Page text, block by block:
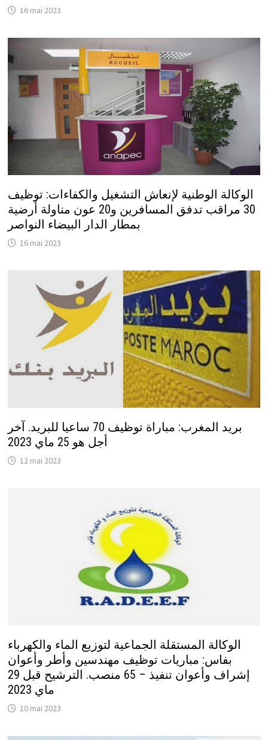
16 mai 2023
الوكالة الوطنية لإنعاش التشغيل والكفاءات: توظيف
30 مراقب تدفق المسافرين و20 عون مناولة أرضية
بمطار الدار البيضاء النواصر
16 mai 2023
بريد المغرب: مباراة توظيف 70 ساعيا للبريد. آخر
أجل هو 25 ماي 2023
12 mai 2023
الوكالة المستقلة الجماعية لتوزيع الماء والكهرباء
بفاس: مباريات توظيف مهندسين وأطر وأعوان
إشراف وأعوان تنفيذ – 65 منصب. الترشيح قبل 29
ماي 2023
10 mai 2023